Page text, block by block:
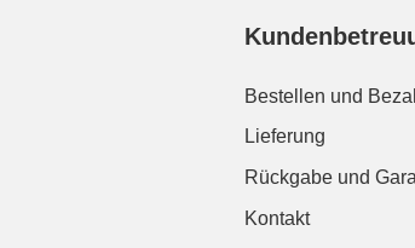
Bestellen und
Lieferung
Rückgabe und
Kontakt